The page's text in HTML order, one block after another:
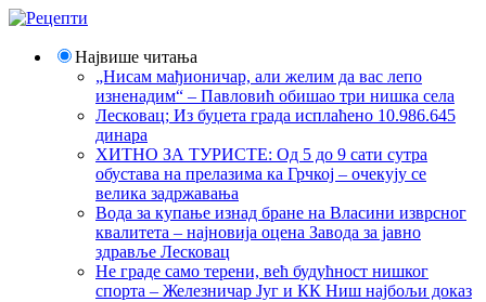
Највише читања
„Нисам мађионичар, али желим да вас лепо
изненадим“ – Павловић обишао три нишка села
Лесковац; Из буџета града исплаћено 10.986.645
динара
ХИТНО ЗА ТУРИСТЕ: Од 5 до 9 сати сутра
обустава на прелазима ка Грчкој – очекују се
велика задржавања
Вода за купање изнад бране на Власини изврсног
квалитета – најновија оцена Завода за јавно
здравље Лесковац
Не граде само терени, већ будућност нишког
спорта – Железничар Југ и КК Ниш најбољи доказ